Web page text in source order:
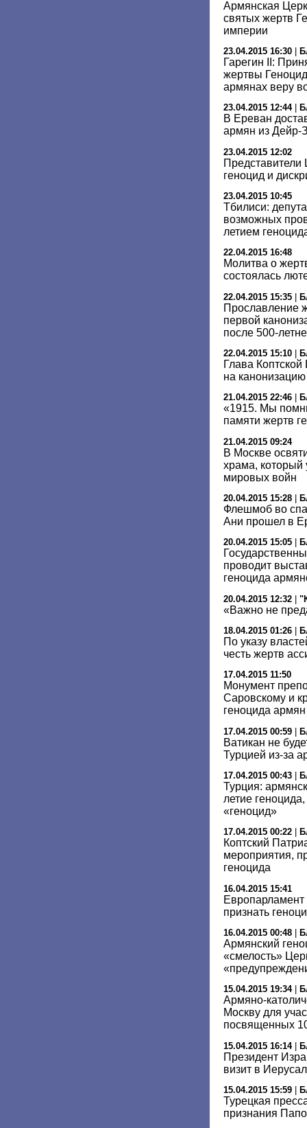
Армянская
святых жертв
империи
23.04.2015 16:30
Гарегин II:
жертвы
армянах веру
23.04.2015 12:44|
В Ереван
армян из Дейр-
23.04.2015 12:02
Представители
геноцид и
23.04.2015 10:45
Тбилиси:
возможных
летием
22.04.2015 16:48
Молитва о
состоялась
22.04.2015 15:35
Прославление
первой
после 500-
22.04.2015 15:10
Глава
на
21.04.2015 22:46
«1915. Мы
памяти жертв
21.04.2015 09:24
В Москве
храма, который
мировых войн
20.04.2015 15:28
Флешмоб во
Ани прошел в
20.04.2015 15:05
проводит
геноцида
20.04.2015 12:32 |
«Важно не
18.04.2015 01:26
По указу
честь жертв
17.04.2015 11:50
Монумент
Саровскому и
геноцида
17.04.2015 00:59 |
Ватикан не
Турцией из-за
17.04.2015 00:43
Турция:
летие
«геноцид»
17.04.2015 00:22
Коптский
мероприятия,
геноцида
16.04.2015 15:41
Европарламент
признать
16.04.2015 00:48
Армянский
«смелость»
15.04.2015 19:34|
Армяно-
Москву для
посвященных
15.04.2015 16:14|
Президент
визит в
15.04.2015 15:59
Турецкая
признания